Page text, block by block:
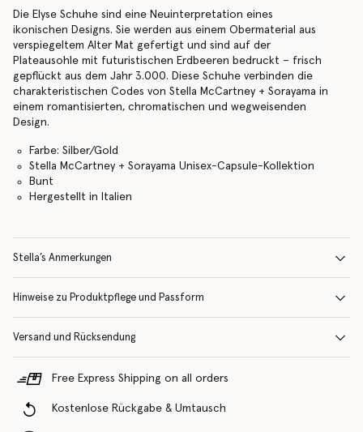
Die Elyse Schuhe sind eine Neuinterpretation eines
ikonischen Designs. Sie werden aus einem Obermaterial aus
verspiegeltem Alter Mat gefertigt und sind auf der
Plateausohle mit futuristischen Erdbeeren bedruckt – frisch
gepflückt aus dem Jahr 3.000. Diese Schuhe verbinden die
charakteristischen Codes von Stella McCartney + Sorayama in
einem romantisierten, chromatischen und wegweisenden
Design.
Farbe: Silber/Gold
Stella McCartney + Sorayama Unisex-Capsule-Kollektion
Bunt
Hergestellt in Italien
Stella’s Anmerkungen
Hinweise zu Produktpflege und Passform
Versand und Rücksendung
Free Express Shipping on all orders
Kostenlose Rückgabe & Umtausch